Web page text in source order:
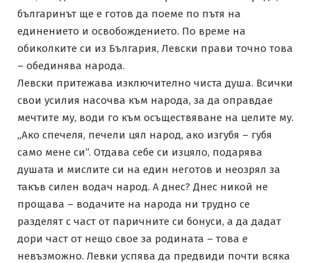
българинът ще е готов да поеме по пътя на
единението и освобождението. По време на
обиколките си из България, Левски прави точно това
– обединява народа.
Левски притежава изключително чиста душа. Всички
свои усилия насочва към народа, за да оправдае
мечтите му, води го към осъществяване на целите му.
„Ако спечеля, печели цял народ, ако изгубя – губя
само мене си”. Отдава себе си изцяло, подарява
душата и мислите си на един неготов и неозрял за
такъв силен водач народ. А днес? Днес никой не
прощава – водачите на народа ни трудно се
разделят с част от паричните си бонуси, а да дадат
дори част от нещо свое за родината – това е
невъзможно. Левки успява да предвиди почти всяка